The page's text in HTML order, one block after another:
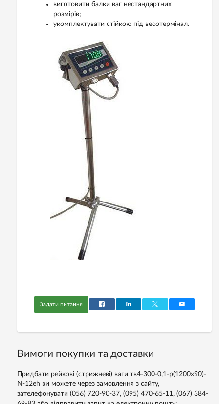
виготовити балки ваг нестандартних
розмірів;
укомплектувати стійкою під весотермінал.
Задати питання
Вимоги покупки та доставки
Придбати рейкові (стрижневі) ваги тв4-300-0,1-р(1200х90)-
N-12eh ви можете через замовлення з сайту,
зателефонувати (056) 720-90-37, (095) 470-65-11, (067) 384-